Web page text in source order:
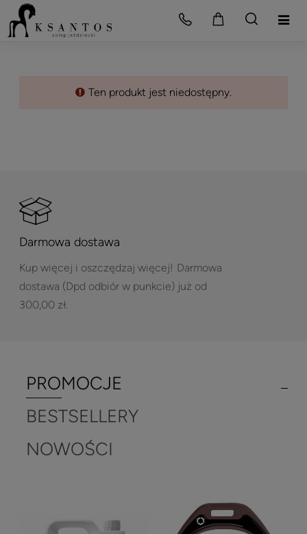
Ten produkt jest niedostępny.
Darmowa dostawa
Kup więcej i oszczędzaj więcej! Darmowa
dostawa (Dpd odbiór w punkcie) już od
300,00 zł.
PROMOCJE
NOWOŚCI
BESTSELLERY